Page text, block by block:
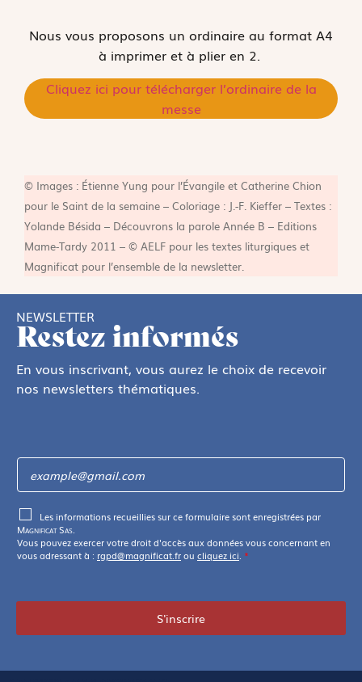
Nous vous proposons un ordinaire au format A4
à imprimer et à plier en 2.
Cliquez ici pour télécharger l’ordinaire de la
messe
© Images : Étienne Yung pour l’Évangile et Catherine Chion
pour le Saint de la semaine – Coloriage : J.-F. Kieffer – Textes :
Yolande Bésida – Découvrons la parole Année B – Editions
Mame-Tardy 2011 – © AELF pour les textes liturgiques et
Magnificat pour l’ensemble de la newsletter.
NEWSLETTER
Restez informés
En vous inscrivant, vous aurez le choix de recevoir
nos newsletters thématiques.
Les informations recueillies sur ce formulaire sont enregistrées par
Magnificat Sas
Vous pouvez exercer votre droit d'accès aux données vous concernant en
vous adressant à : rgpd@magnificat.frou cliquez ici *
S'inscrire